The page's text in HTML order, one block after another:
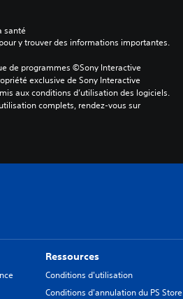
santé
y trouver des informations importantes.
de programmes ©Sony Interactive
exclusive de Sony Interactive
aux conditions d’utilisation des logiciels.
complets, rendez-vous sur
Ressources
Conditions d'utilisation
Conditions d'annulation du PS Store